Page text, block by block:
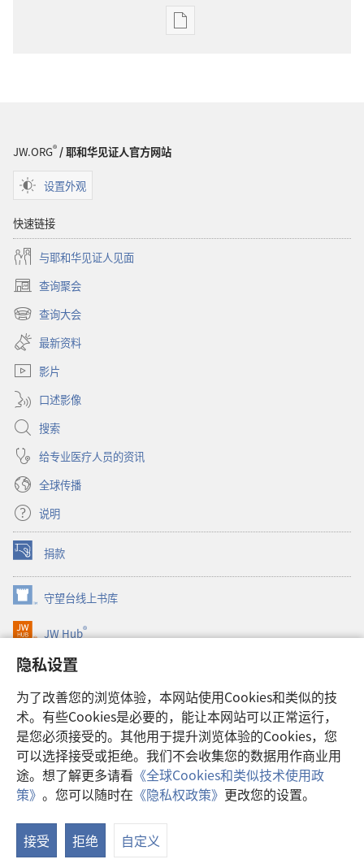
隐私设置
为了改善您的浏览体验，本网站使用Cookies和类似的技
术。有些Cookies是必要的，能让本网站可以正常运行，
是您必须接受的。其他用于提升浏览体验的Cookies，您
可以选择接受或拒绝。我们不会收集您的数据用作商业用
途。想了解更多请看 《全球Cookies和类似技术使用政
策》 。您可以随时在 《隐私权政策》 更改您的设置。
接受 拒绝 自定义
电
2008
JW.ORG®/ 耶和华见证人官方网站
设置外观
快速链接
与耶和华见证人见面
查询聚会
（打
开
新
窗
口）
查询大会
（打
开
新
窗
最新资料
影片
口述影像
搜索
给专业医疗人员的资讯
全球传播
说明
捐款
（打
开
新
窗
口）
守望台线上书库
（打
开
新
口）
JW Hub®
（打
开
新
口）
JW Library®
Watchtower Library
Copyright© 2026 Watch Tower Bible and Tract Society of Pennsylvania.
使用条款|隐私权政策| 隐私设置